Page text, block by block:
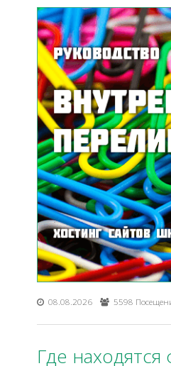
08.08.2026 5598
Где